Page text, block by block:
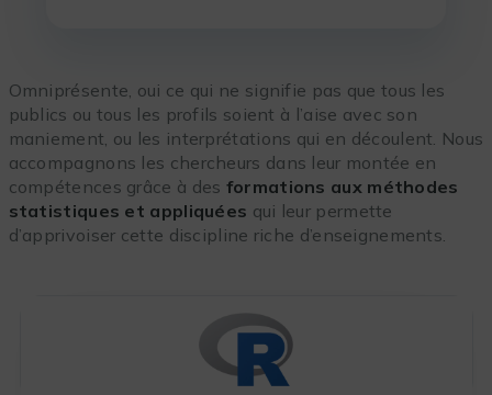
Omniprésente, oui ce qui ne signifie pas que tous les
publics ou tous les profils soient à l’aise avec son
maniement, ou les interprétations qui en découlent. Nous
accompagnons les chercheurs dans leur montée en
compétences grâce à des formations aux méthodes
statistiques et appliquées qui leur permette
d’apprivoiser cette discipline riche d’enseignements.